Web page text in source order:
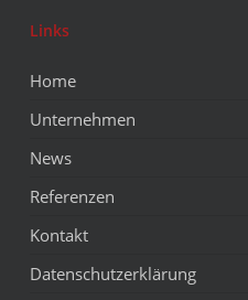
Links
Home
Unternehmen
News
Referenzen
Kontakt
Datenschutzerklärung